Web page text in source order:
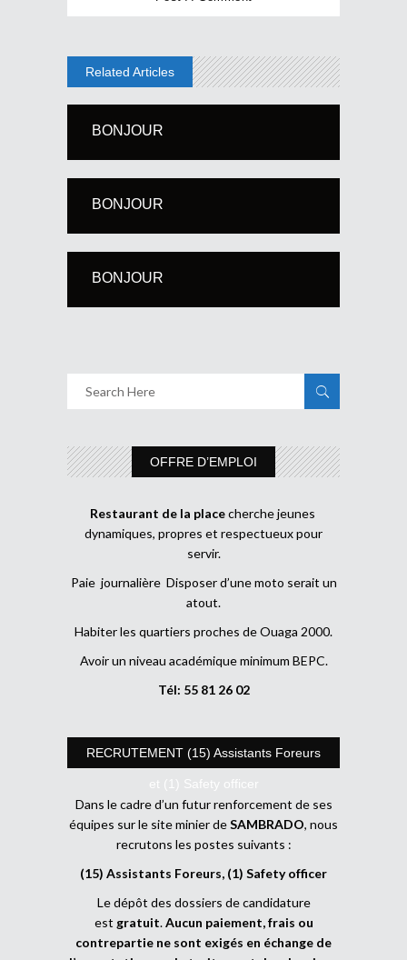
Related Articles
BONJOUR
BONJOUR
BONJOUR
OFFRE D’EMPLOI
Restaurant de la placecherche jeunes
dynamiques, propres et respectueux pour
servir.
Paie journalière Disposer d’une moto serait un
atout.
Habiter les quartiers proches de Ouaga 2000.
Avoir un niveau académique minimum BEPC.
Tél: 55 81 26 02
RECRUTEMENT (15) Assistants Foreurs
et (1) Safety officer
Dans le cadre d’un futur renforcement de ses
équipes sur le site minier deSAMBRADO, nous
recrutons les postes suivants :
(15) Assistants Foreurs, (1) Safety officer
Le dépôt des dossiers de candidature
est gratuit.Aucun paiement, frais ou
contrepartie ne sont exigés en échange de